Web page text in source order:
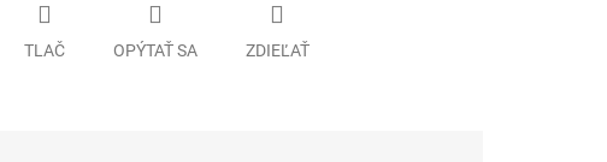
TLAČ OPÝTAŤ SA ZDIEĽAŤ